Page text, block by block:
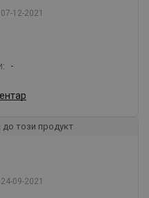
07-12-2021
-
този продукт
24-09-2021